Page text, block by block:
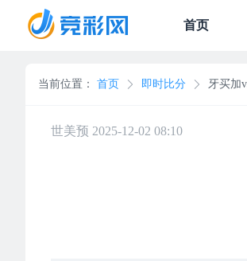
首页
当前位置： 首页 即时比分 牙买加
世美预 2025-12-02 08:10